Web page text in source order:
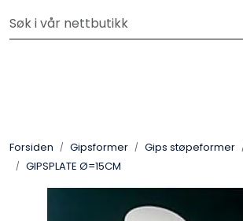
Velkommen til vår nye nettbutikk!
Forsiden Gipsformer Gips støpeformer
GIPSPLATE Ø=15CM
Pulverglasur